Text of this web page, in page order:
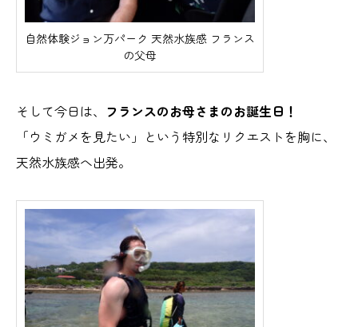
自然体験ジョン万パーク 天然水族感 フランス
の父母
そして今日は、 フランスのお母さまのお誕生日！
「ウミガメを見たい」という特別なリクエストを胸に、
天然水族感へ出発。